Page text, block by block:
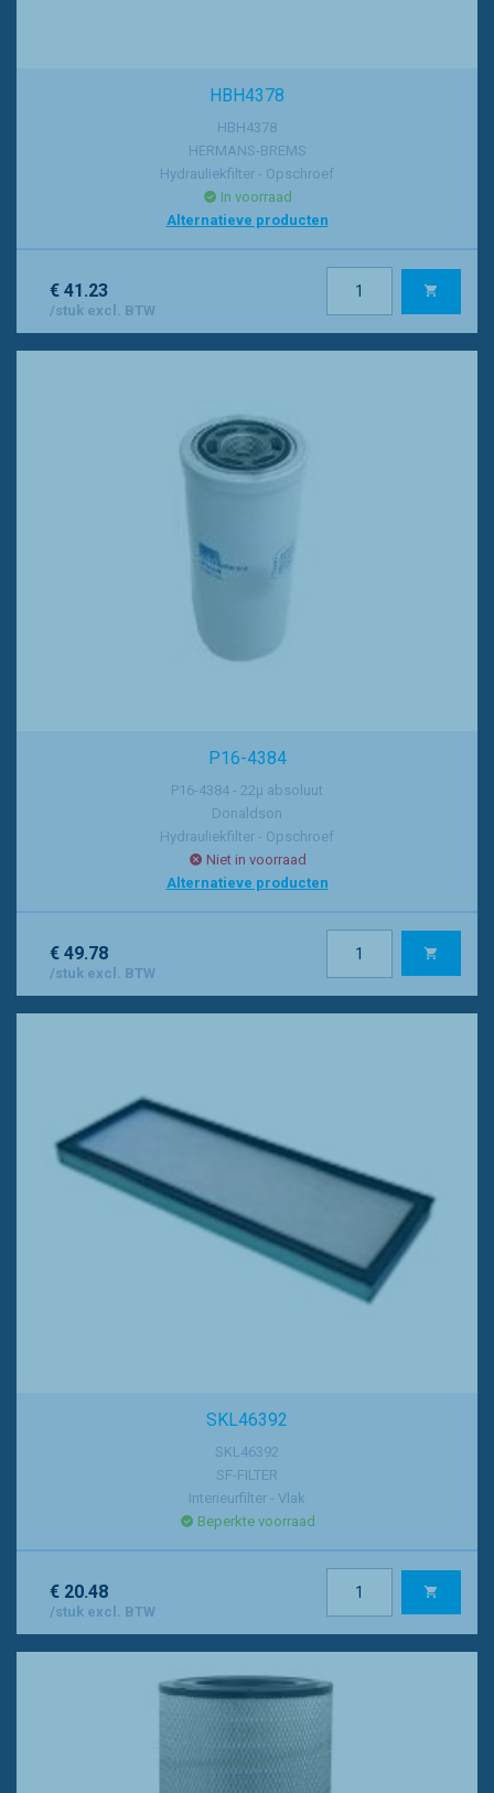
HBH4378
HBH4378
HERMANS-BREMS
Hydrauliekfilter - Opschroef
In voorraad
Alternatieve producten
€ 41.23
/stuk excl. BTW
P16-4384
P16-4384 - 22µ absoluut
Donaldson
Hydrauliekfilter - Opschroef
Niet in voorraad
Alternatieve producten
€ 49.78
/stuk excl. BTW
SKL46392
SKL46392
SF-FILTER
Interieurfilter - Vlak
Beperkte voorraad
€ 20.48
/stuk excl. BTW